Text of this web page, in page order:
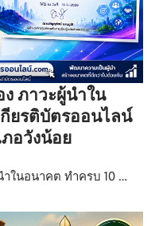
ภาวะผู้นำใน
ยรติบัตรออนไลน์
อวังน้อย
ำในอนาคต ทำครบ 10 …